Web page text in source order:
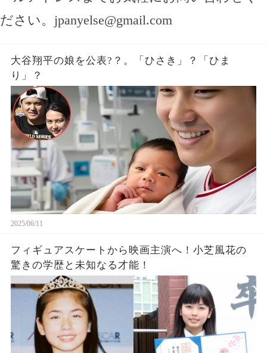
ださい。 jpanyelse@gmail.com
大谷翔平の娘を公表?？。「ひさき」？「ひま
り」？
2025/06/11
フィギュアスケートから映画主演へ！小芝風花の
驚きの学歴と未知なる才能！